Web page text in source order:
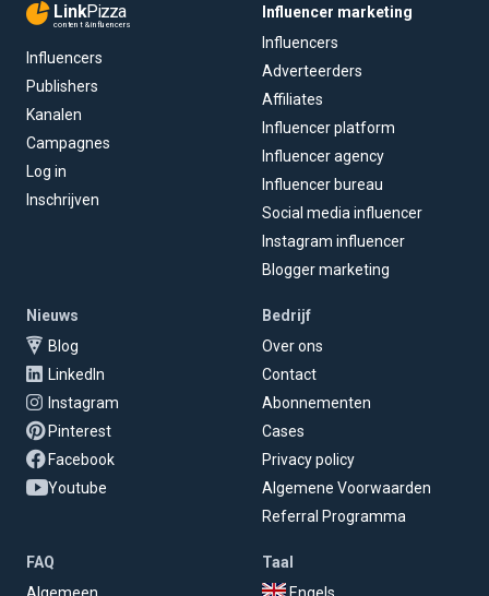
LinkPizza
content & influencers
Influencers
Publishers
Kanalen
Campagnes
Log in
Inschrijven
Influencer marketing
Influencers
Adverteerders
Affiliates
Influencer platform
Influencer agency
Influencer bureau
Social media influencer
Instagram influencer
Blogger marketing
Nieuws
Blog
LinkedIn
Instagram
Pinterest
Facebook
Youtube
Bedrijf
Over ons
Contact
Abonnementen
Cases
Privacy policy
Algemene Voorwaarden
Referral Programma
FAQ
Algemeen
Taal
Engels